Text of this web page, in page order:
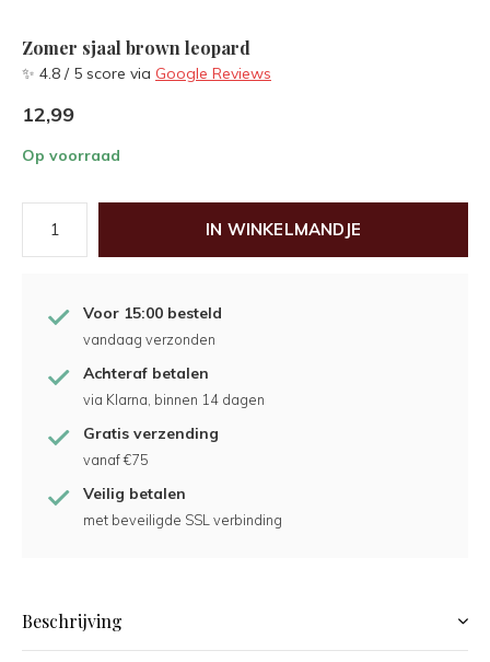
Zomer sjaal brown leopard
✨ 4.8 / 5 score via Google Reviews
12,99
Op voorraad
IN WINKELMANDJE
Voor 15:00 besteld
vandaag verzonden
Achteraf betalen
via Klarna, binnen 14 dagen
Gratis verzending
vanaf €75
Veilig betalen
met beveiligde SSL verbinding
Beschrijving